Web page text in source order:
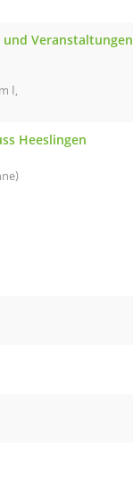
Veranstaltungen
I,
Heeslingen